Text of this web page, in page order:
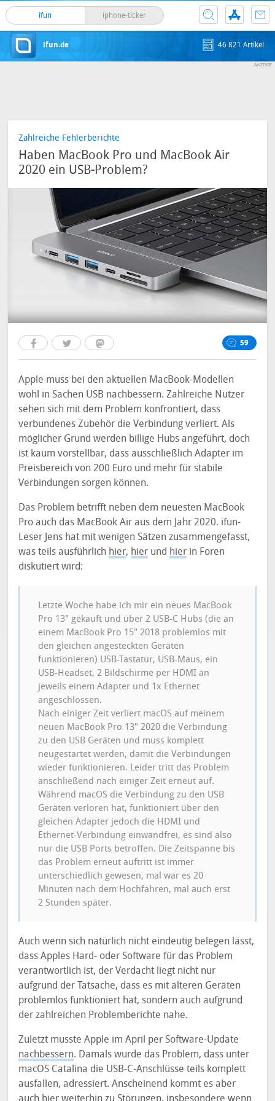
ifun iphone-ticker
ifun.de 46 821 Artikel
Zahlreiche Fehlerberichte
Haben MacBook Pro und MacBook Air
2020 ein USB-Problem?
59
Apple muss bei den aktuellen MacBook-Modellen
wohl in Sachen USB nachbessern. Zahlreiche Nutzer
sehen sich mit dem Problem konfrontiert, dass
verbundenes Zubehör die Verbindung verliert. Als
möglicher Grund werden billige Hubs angeführt, doch
ist kaum vorstellbar, dass ausschließlich Adapter im
Preisbereich von 200 Euro und mehr für stabile
Verbindungen sorgen können.
Das Problem betrifft neben dem neuesten MacBook
Pro auch das MacBook Air aus dem Jahr 2020. ifun-
Leser Jens hat mit wenigen Sätzen zusammengefasst,
was teils ausführlich hier, hier und hier in Foren
diskutiert wird:
Letzte Woche habe ich mir ein neues MacBook
Pro 13" gekauft und über 2 USB-C Hubs (die an
einem MacBook Pro 15" 2018 problemlos mit
den gleichen angesteckten Geräten
funktionieren) USB-Tastatur, USB-Maus, ein
USB-Headset, 2 Bildschirme per HDMI an
jeweils einem Adapter und 1x Ethernet
angeschlossen.
Nach einiger Zeit verliert macOS auf meinem
neuen MacBook Pro 13" 2020 die Verbindung
zu den USB Geräten und muss komplett
neugestartet werden, damit die Verbindungen
wieder funktionieren. Leider tritt das Problem
anschließend nach einiger Zeit erneut auf.
Während macOS die Verbindung zu den USB
Geräten verloren hat, funktioniert über den
gleichen Adapter jedoch die HDMI und
Ethernet-Verbindung einwandfrei, es sind also
nur die USB Ports betroffen. Die Zeitspanne bis
das Problem erneut auftritt ist immer
unterschiedlich gewesen, mal war es 20
Minuten nach dem Hochfahren, mal auch erst
2 Stunden später.
Auch wenn sich natürlich nicht eindeutig belegen lässt,
dass Apples Hard- oder Software für das Problem
verantwortlich ist, der Verdacht liegt nicht nur
aufgrund der Tatsache, dass es mit älteren Geräten
problemlos funktioniert hat, sondern auch aufgrund
der zahlreichen Problemberichte nahe.
Zuletzt musste Apple im April per Software-Update
nachbessern. Damals wurde das Problem, dass unter
macOS Catalina die USB-C-Anschlüsse teils komplett
ausfallen, adressiert. Anscheinend kommt es aber
auch hier weiterhin zu Störungen, insbesondere wenn